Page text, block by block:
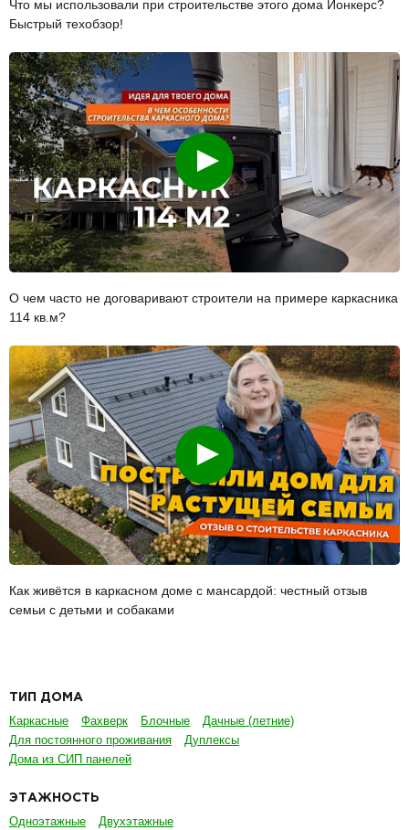
Что мы использовали при строительстве этого дома Йонкерс?
Быстрый техобзор!
Смотреть
О чем часто не договаривают строители на примере каркасника
114 кв.м?
Смотреть
Как живётся в каркасном доме с мансардой: честный отзыв
семьи с детьми и собаками
ТИП ДОМА
Каркасные Фахверк Блочные
Дачные (летние)
Для постоянного проживания
Дуплексы
Дома из СИП панелей
ЭТАЖНОСТЬ
Одноэтажные Двухэтажные